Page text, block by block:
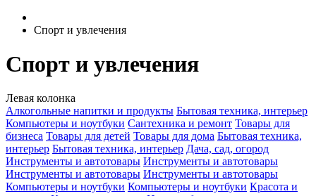
Спорт и увлечения
Спорт и увлечения
Левая колонка
Алкогольные напитки и продукты Бытовая техника, интерьер
Компьютеры и ноутбуки Сантехника и ремонт Товары для
бизнеса Товары для детей Товары для дома Бытовая техника,
интерьер Бытовая техника, интерьер Дача, сад, огород
Инструменты и автотовары Инструменты и автотовары
Инструменты и автотовары Инструменты и автотовары
Компьютеры и ноутбуки Компьютеры и ноутбуки Красота и